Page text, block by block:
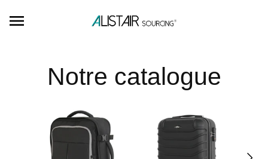
Ignorer et passer au contenu
Notre catalogue